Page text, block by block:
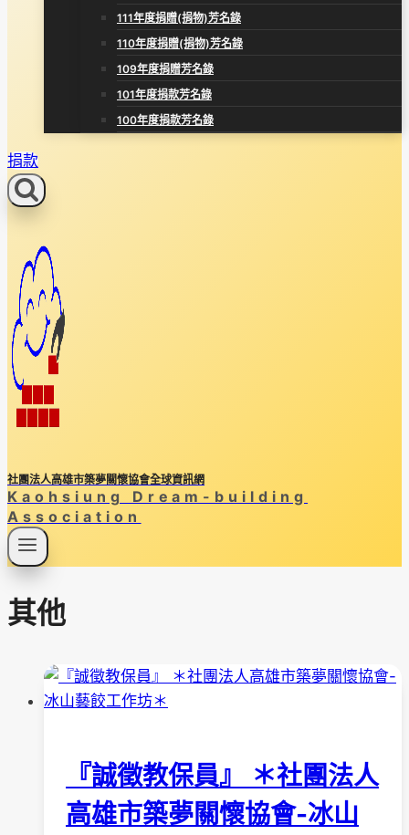
111年度捐贈(捐物)芳名錄
110年度捐贈(捐物)芳名錄
109年度捐贈芳名錄
101年度捐款芳名錄
100年度捐款芳名錄
捐款
社團法人高雄市築夢關懷協會全球資訊網
Kaohsiung Dream-building
Association
其他
『誠徵教保員』 ＊社團法人
高雄市築夢關懷協會-冰山